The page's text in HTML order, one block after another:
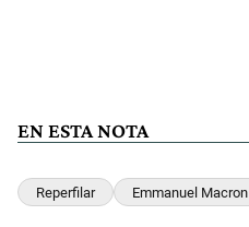
EN ESTA NOTA
Reperfilar Emmanuel Macron